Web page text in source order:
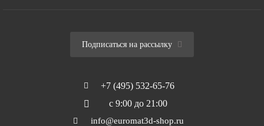
Подписаться на рассылку
+7 (495) 532-65-76
с 9:00 до 21:00
info@euromat3d-shop.ru